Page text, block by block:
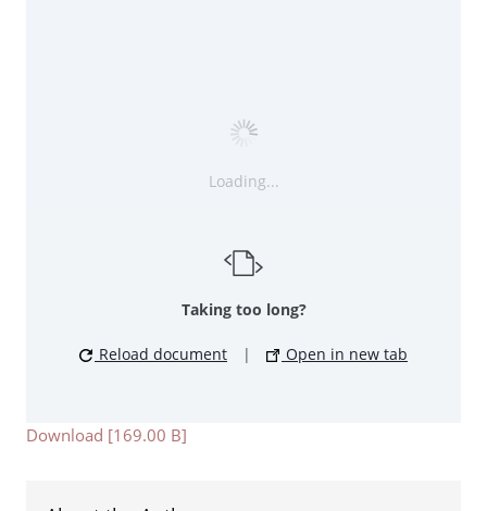
Loading...
Taking too long?
Reload document | Open in new tab
Download [169.00 B]